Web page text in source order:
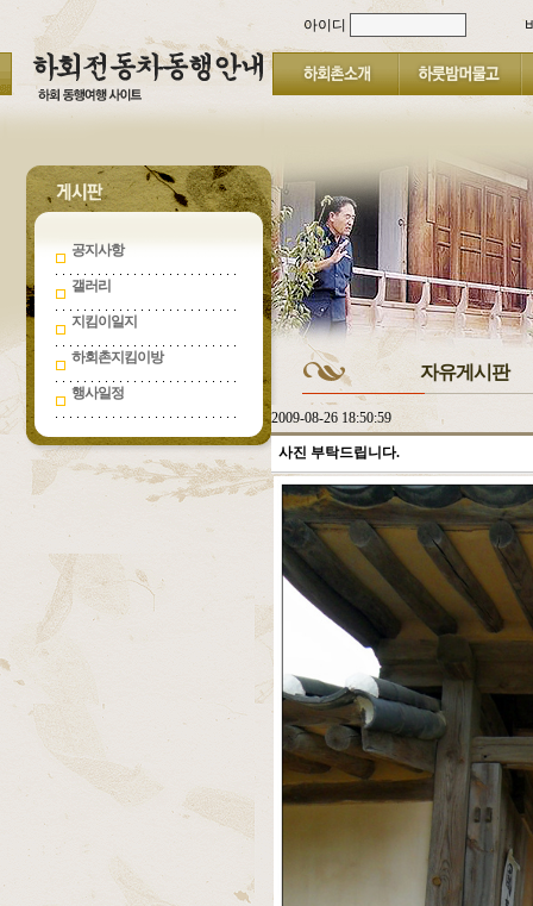
공지사항
갤러리
지킴이일지
하회촌지킴이방
행사일정
아이디
자유게시판
2009-08-26 18:50:59
사진 부탁드립니다.